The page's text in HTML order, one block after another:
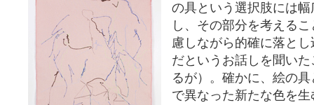
の具という選択肢には
し、その部分を考える
慮しながら的確に落と
だというお話しを聞い
るが）。確かに、絵の
で異なった新たな色を